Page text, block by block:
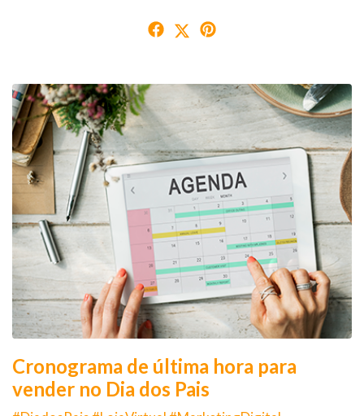
Cronograma de última hora para
vender no Dia dos Pais